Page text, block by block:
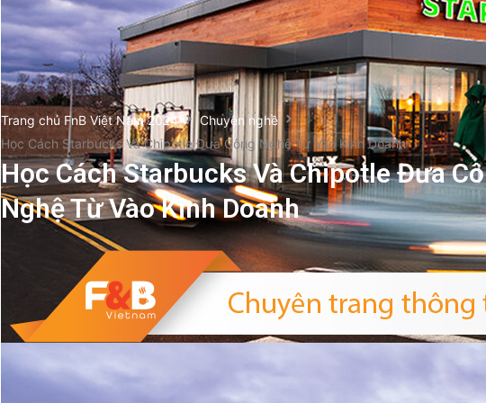
Trang chủ FnB Việt Nam 2024
Chuyện nghề
Học Cách Starbucks Và Chipotle Đưa Công Nghệ Từ Vào Kinh Doanh
Học Cách Starbucks Và Chipotle Đưa
Nghệ Từ Vào Kinh Doanh